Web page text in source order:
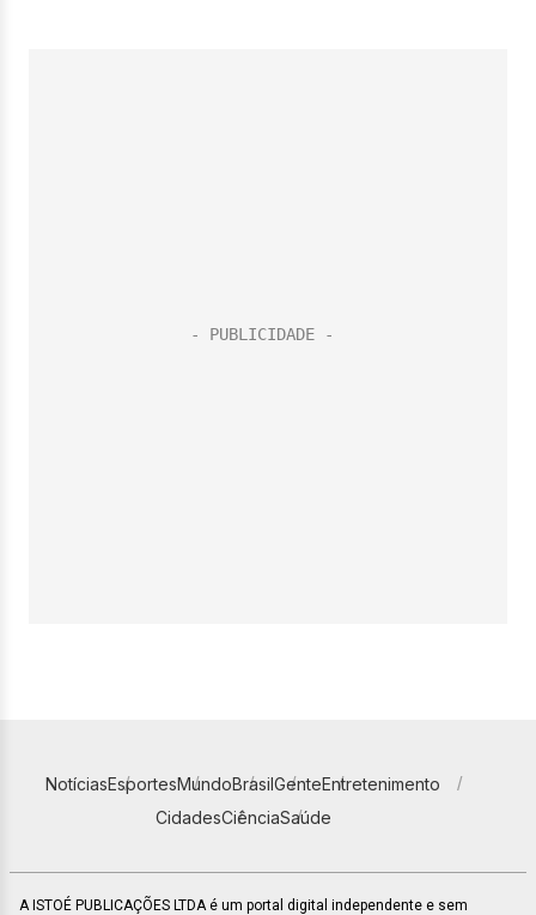
NotíciasEsportesMundoBrasilGenteEntretenimento
CidadesCiênciaSaúde
A ISTOÉ PUBLICAÇÕES LTDA é um portal digital independente e sem